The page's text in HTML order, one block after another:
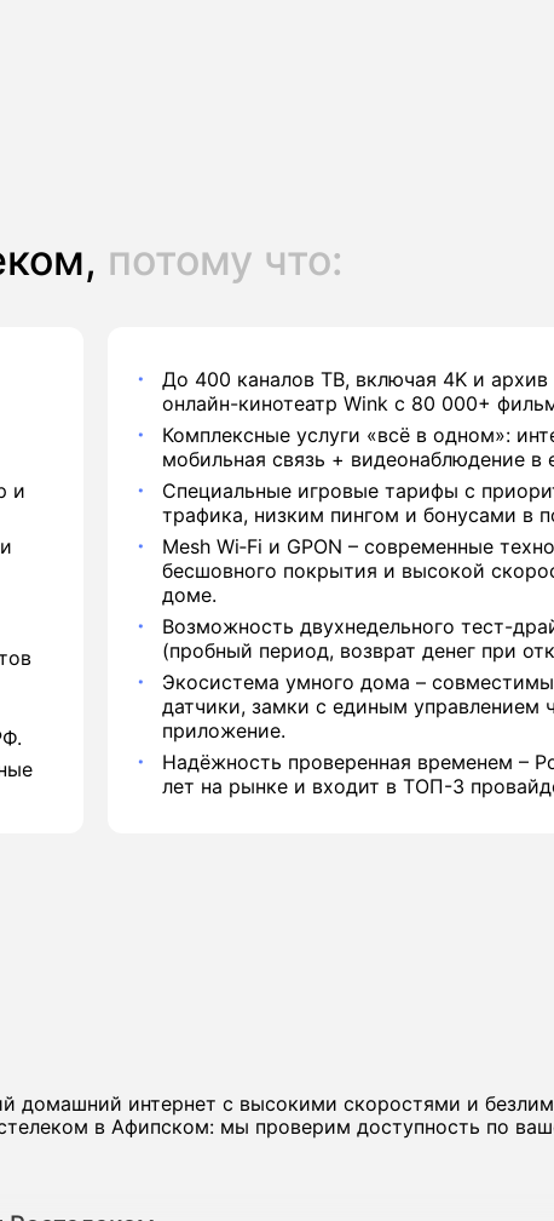
потому что:
и
До 400 каналов ТВ, включая 4K и архив
онлайн-кинотеатр Wink с 80 000+
Комплексные услуги «всё в одном»:
мобильная связь + видеонаблюдение в
Специальные игровые тарифы с
трафика, низким пингом и бонусами в
Mesh Wi‑Fi и GPON – современные
бесшовного покрытия и высокой
доме.
Возможность двухнедельного тест-
(пробный период, возврат денег при
Экосистема умного дома –
датчики, замки с единым управлением
приложение.
Надёжность проверенная временем –
лет на рынке и входит в ТОП-3
домашний интернет с высокими скоростями и
в Афипском: мы проверим доступность по